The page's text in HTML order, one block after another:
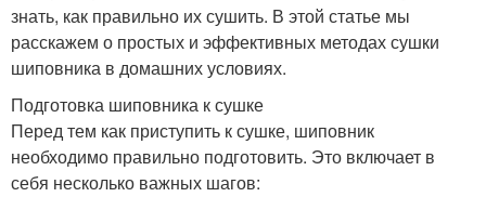
знать, как правильно их сушить. В этой статье мы
расскажем о простых и эффективных методах сушки
шиповника в домашних условиях.
Подготовка шиповника к сушке
Перед тем как приступить к сушке, шиповник
необходимо правильно подготовить. Это включает в
себя несколько важных шагов: